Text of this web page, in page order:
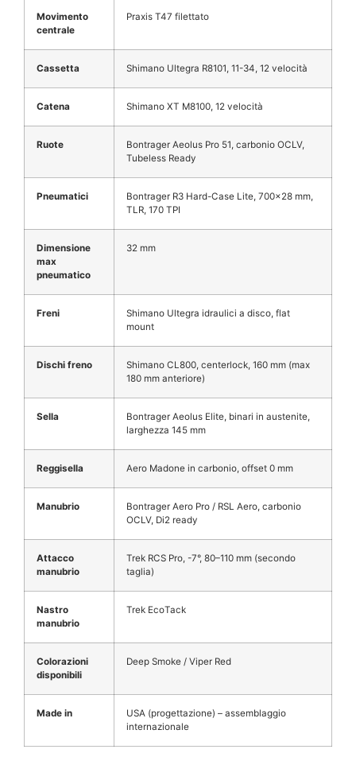
Movimento
centrale
Praxis T47 filettato
Cassetta Shimano Ultegra R8101, 11-34, 12 velocità
Catena Shimano XT M8100, 12 velocità
Ruote
Bontrager Aeolus Pro 51, carbonio OCLV,
Tubeless Ready
Pneumatici
Bontrager R3 Hard-Case Lite, 700×28 mm,
TLR, 170 TPI
Dimensione
max
pneumatico
32 mm
Freni
Shimano Ultegra idraulici a disco, flat
mount
Dischi freno
Shimano CL800, centerlock, 160 mm (max
180 mm anteriore)
Sella
Bontrager Aeolus Elite, binari in austenite,
larghezza 145 mm
Reggisella Aero Madone in carbonio, offset 0 mm
Manubrio
Bontrager Aero Pro / RSL Aero, carbonio
OCLV, Di2 ready
Attacco
manubrio
Trek RCS Pro, -7°, 80–110 mm (secondo
taglia)
Nastro
manubrio
Trek EcoTack
Colorazioni
disponibili
Deep Smoke / Viper Red
Made in
USA (progettazione) – assemblaggio
internazionale